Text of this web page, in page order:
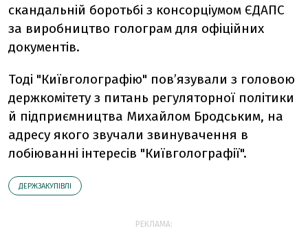
скандальній боротьбі з консорціумом ЄДАПС
за виробництво голограм для офіційних
документів.
Тоді "Київголографію" пов’язували з головою
держкомітету з питань регуляторної політики
й підприємництва Михайлом Бродським, на
адресу якого звучали звинувачення в
лобіюванні інтересів "Київголографії".
ДЕРЖЗАКУПІВЛІ
РЕКЛАМА: